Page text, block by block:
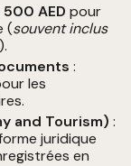
AED pour
(souvent inclus
).
:
les
and Tourism) :
juridique
en